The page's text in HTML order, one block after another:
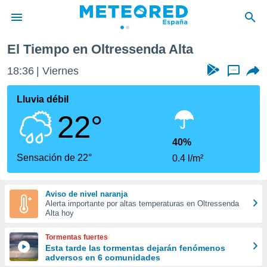
de
por
se
calidad.
a este
las
y
forma
digital
basada
El Tiempo en Oltressenda Alta
18:36 Viernes ...
Lluvia débil
22°
Sensación de 22°
40%
0.4 l/m²
Aviso de nivel naranja
Alerta importante por altas temperaturas en Oltressenda
Alta hoy
Tormentas fuertes
Esta tarde las tormentas dejarán fenómenos
adversos en 6 comunidades